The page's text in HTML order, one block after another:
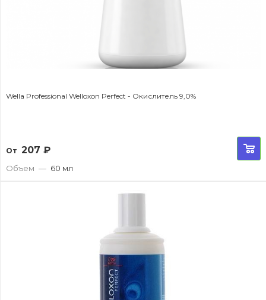
Wella Professional Welloxon Perfect - Окислитель 9,0%
От 207 ₽
Объем — 60 мл